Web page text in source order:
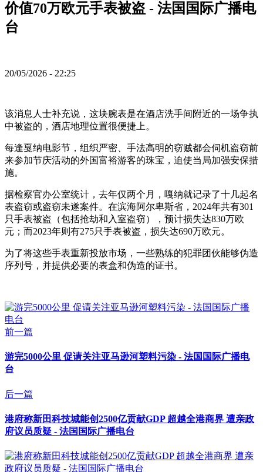
价值70万欧元手表被盗 - 法国国际广播电
台
20/05/2026 - 22:25
该消息人士补充说，这块腕表是在酒店洗手间附近的一场争执
中被盗的，酒店地理位置很便捷上。
每逢戛纳电影节，组织严密、手法高明的窃贼都会伺机盗窃前
来参加节庆活动的外国富裕游客的珠宝，迫使当局加强安保措
施。
据检察官办公室统计，去年仅两个月，嘎纳就记录了十几起名
表盗窃或盗窃未遂案件。在滨海阿尔卑斯省，2024年共有301
只手表被盗（包括抢劫和入室盗窃），预计损失达830万欧
元；而2023年则有275只手表被盗，损失达690万欧元。
为了将这些手表重新投放市场，一些熟练的犯罪团伙能够伪造
序列号，并提供必要的表盒和伪造的证书。
前一篇
游完5000公里 促请关注亚马逊河塑料污染 - 法国国际广播电
台
后一篇
港府称新田科技城能创2500亿贡献GDP 超越全港商界 遭亲政
府议员质疑 - 法国国际广播电台